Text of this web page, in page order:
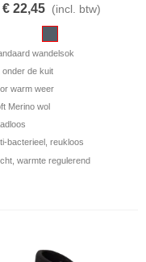
€ 22,45 (incl. btw)
wandelsok
onder de kuit
warm weer
Merino wol
bacterieel, reukloos
warmte regulerend